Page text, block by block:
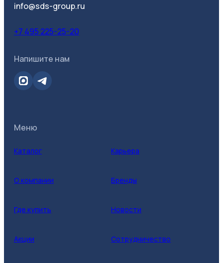
info@sds-group.ru
+7 495 225-25-20
Напишите нам
Меню
Каталог Карьера
О компании Бренды
Где купить Новости
Акции Сотрудничество